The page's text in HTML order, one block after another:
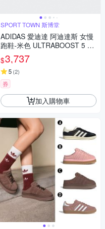
SPORT TOWN 斯博堂
ADIDAS 愛迪達 阿迪達斯 女慢
跑鞋-米色 ULTRABOOST 5 W
ID8852
$3,737
5 (2)
券
加入購物車